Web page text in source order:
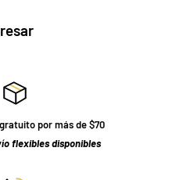
por más de $70
flexibles disponibles